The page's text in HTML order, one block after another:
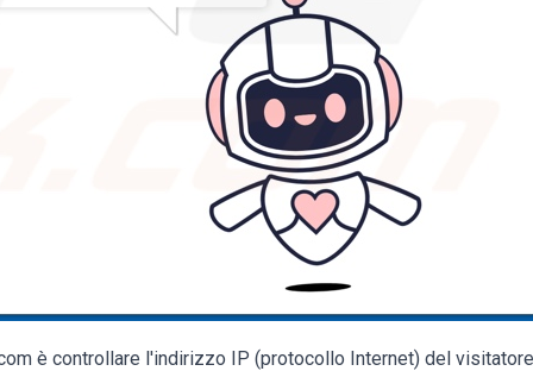
è controllare l'indirizzo IP (protocollo Internet) del